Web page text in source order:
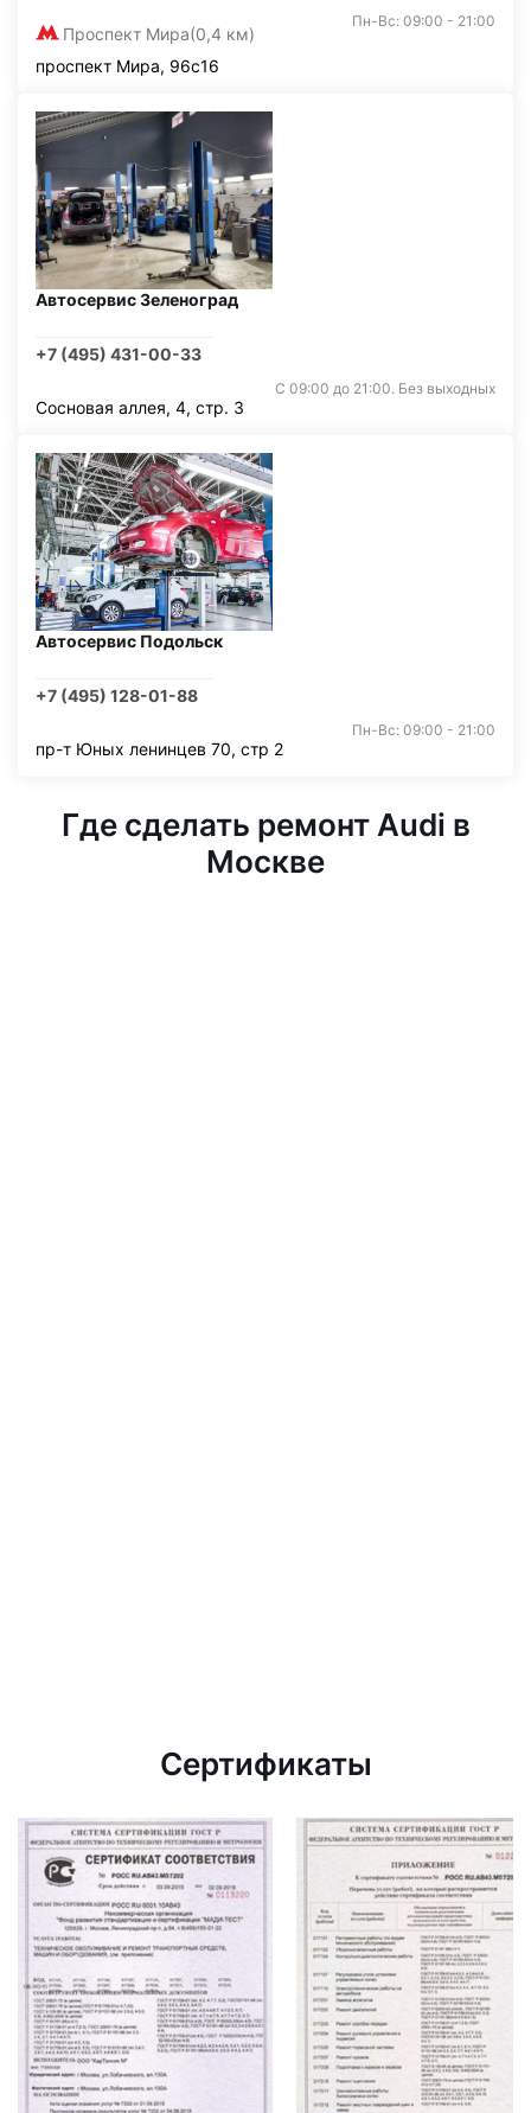
Проспект Мира(0,4 км)
Пн-Вс: 09:00 - 21:00
проспект Мира, 96с16
Автосервис Зеленоград
+7 (495) 431-00-33
С 09:00 до 21:00. Без выходных
Сосновая аллея, 4, стр. 3
Автосервис Подольск
+7 (495) 128-01-88
Пн-Вс: 09:00 - 21:00
пр-т Юных ленинцев 70, стр 2
Где сделать ремонт Audi в
Москве
Сертификаты